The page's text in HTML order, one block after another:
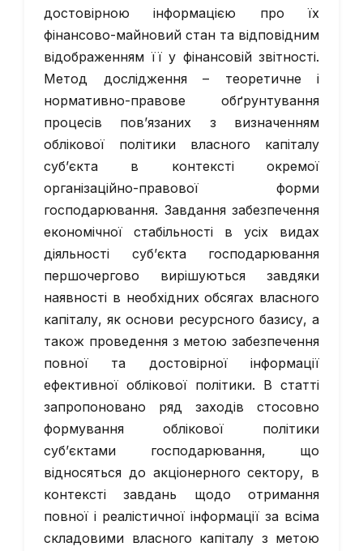
достовірною інформацією про їх
фінансово-майновий стан та відповідним
відображенням її у фінансовій звітності.
Метод дослідження – теоретичне і
нормативно-правове обґрунтування
процесів пов’язаних з визначенням
облікової політики власного капіталу
суб’єкта в контексті окремої
організаційно-правової форми
господарювання. Завдання забезпечення
економічної стабільності в усіх видах
діяльності суб’єкта господарювання
першочергово вирішуються завдяки
наявності в необхідних обсягах власного
капіталу, як основи ресурсного базису, а
також проведення з метою забезпечення
повної та достовірної інформації
ефективної облікової політики. В статті
запропоновано ряд заходів стосовно
формування облікової політики
суб’єктами господарювання, що
відносяться до акціонерного сектору, в
контексті завдань щодо отримання
повної і реалістичної інформації за всіма
складовими власного капіталу з метою